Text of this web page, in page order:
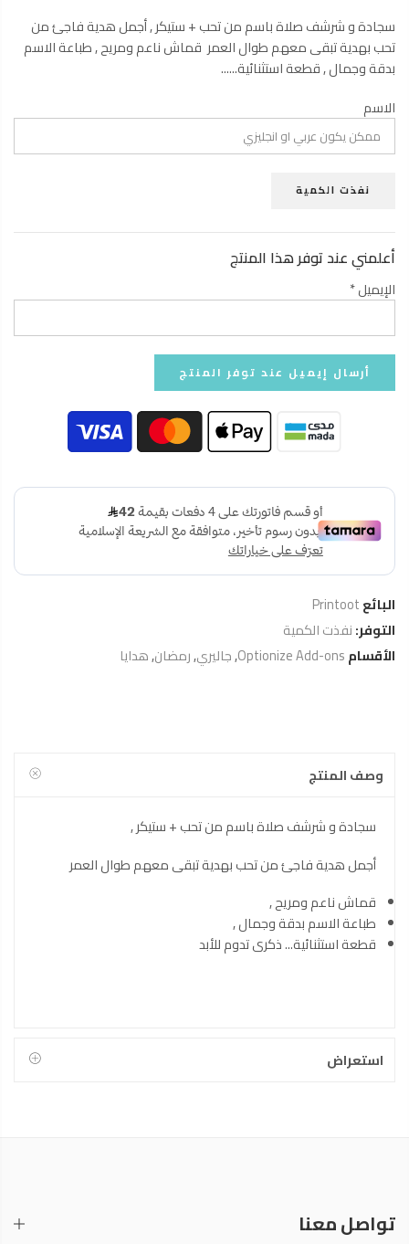
سجادة و شرشف صلاة باسم من تحب + ستيكر , أجمل هدية فاجئ من
تحب بهدية تبقى معهم طوال العمر قماش ناعم ومريح , طباعة الاسم
بدقة وجمال , قطعة استثنائية......
الاسم
نفذت الكمية
أعلمني عند توفر هذا المنتج
الإيميل*
البائعPrintoot
التوفر:نفذت الكمية
الأقسامOptionize Add-ons
,جاليري,رمضان,هدايا
وصف المنتج
سجادة و شرشف صلاة باسم من تحب + ستيكر ,
أجمل هدية فاجئ من تحب بهدية تبقى معهم طوال العمر
قماش ناعم ومريح ,
طباعة الاسم بدقة وجمال ,
قطعة استثنائية... ذكرى تدوم للأبد
استعراض
تواصل معنا